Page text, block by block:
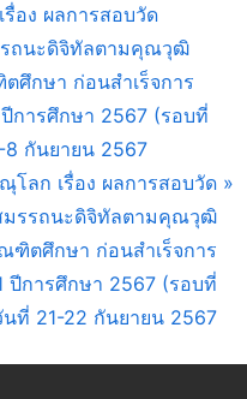
อง ผลการสอบวัด
ถนะดิจิทัลตามคุณวุฒิ
ศึกษา ก่อนสำเร็จการ
การศึกษา 2567 (รอบที่
8 กันยายน 2567
ลก เรื่อง ผลการสอบวัด
มรรถนะดิจิทัลตามคุณวุฒิ
ตศึกษา ก่อนสำเร็จการ
ปีการศึกษา 2567 (รอบที่
นที่ 21-22 กันยายน 2567